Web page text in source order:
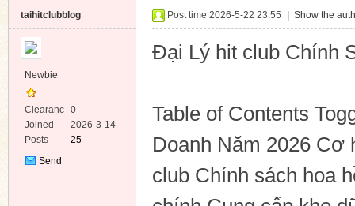
taihitclubblog
Newbie
Clearanc
e
0
Joined
2026-3-14
Posts
25
Send
Post time 2026-5-22 23:55 Show the
Đại Lý hit club Chính
Table of Contents
Doanh Năm 2026 Cơ
club Chính sách hoa